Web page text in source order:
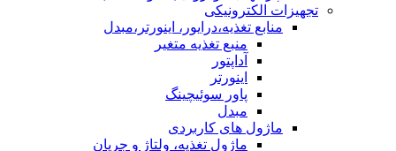
تجهیزات الکترونیکی
منابع تغذیه،درایور، اینورتر،مبدل
منبع تغذیه متغیر
آداپتور
اینورتر
پاور سوئیچینگ
مبدل
ماژول های کاربردی
ماژول تغذیه، ولتاژ و جریان